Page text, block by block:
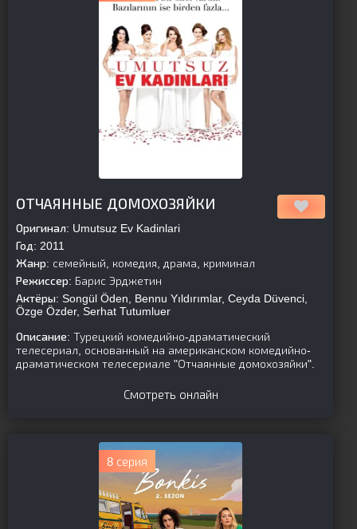
ОТЧАЯННЫЕ ДОМОХОЗЯЙКИ
Оригинал: Umutsuz Ev Kadinlari
Год: 2011
Жанр: семейный, комедия, драма, криминал
Режиссер: Барис Эрджетин
Актёры: Songül Öden, Bennu Yıldırımlar, Ceyda Düvenci,
Özge Özder, Serhat Tutumluer
Описание: Турецкий комедийно-драматический
телесериал, основанный на американском комедийно-
драматическом телесериале "Отчаянные домохозяйки".
Смотреть онлайн
8 серия